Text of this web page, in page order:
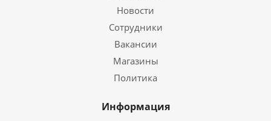
Новости
Сотрудники
Вакансии
Магазины
Политика
Информация